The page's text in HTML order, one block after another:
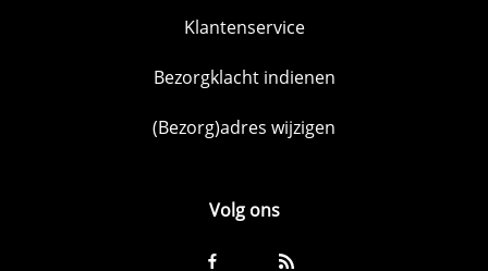
Klantenservice
Bezorgklacht indienen
(Bezorg)adres wijzigen
Volg ons